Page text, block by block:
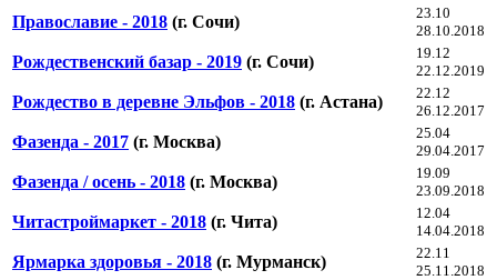
Православие - 2018 (г. Сочи)
23.10
28.10.2018
Рождественский базар - 2019 (г. Сочи)
19.12
22.12.2019
Рождество в деревне Эльфов - 2018 (г. Астана)
22.12
26.12.2017
Фазенда - 2017 (г. Москва)
25.04
29.04.2017
Фазенда / осень - 2018 (г. Москва)
19.09
23.09.2018
Читастроймаркет - 2018 (г. Чита)
12.04
14.04.2018
Ярмарка здоровья - 2018 (г. Мурманск)
22.11
25.11.2018